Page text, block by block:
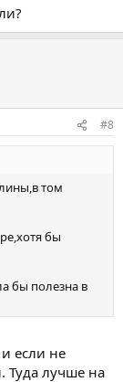
#8
том
бы
бы полезна в
если не
Туда лучше на